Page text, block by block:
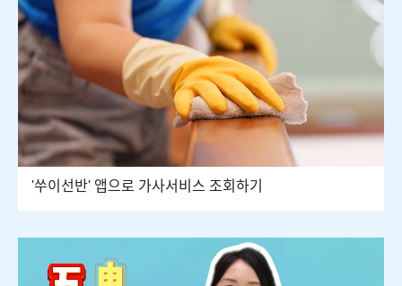
'쑤이선반' 앱으로 가사서비스 조회하기